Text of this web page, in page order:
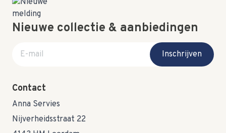
Nieuwe collectie & aanbiedingen
E-mail adres
Inschrijven
Contact
Anna Servies
Nijverheidsstraat 22